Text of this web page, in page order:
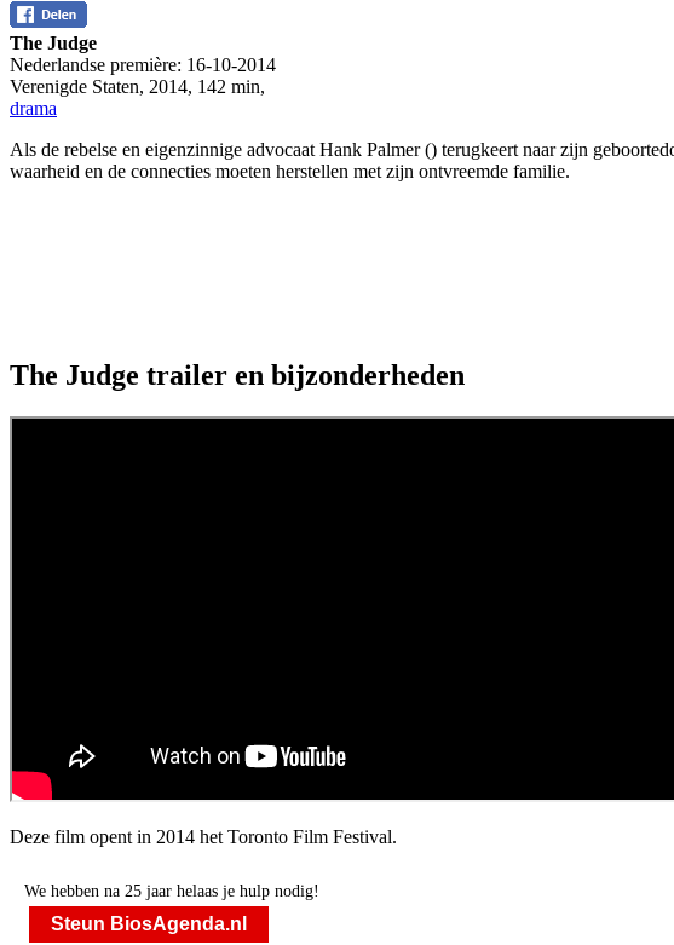
The Judge
Nederlandse première: 16-10-2014
Verenigde Staten, 2014, 142 min,
drama
Als de rebelse en eigenzinnige advocaat Hank Palmer () terugkeert naar zijn
waarheid en de connecties moeten herstellen met zijn ontvreemde familie.
The Judge trailer en bijzonderheden
Deze film opent in 2014 het Toronto Film Festival.
We hebben na 25 jaar helaas je hulp nodig!
Steun BiosAgenda.nl